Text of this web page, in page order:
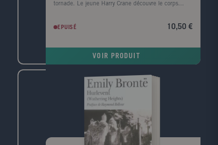
tornade. Le jeune Harry Crane découvre le corps
de l'Homme-chèvre, un monstre de légende. Le
EPUISÉ 10,50 €
VOIR PRODUIT